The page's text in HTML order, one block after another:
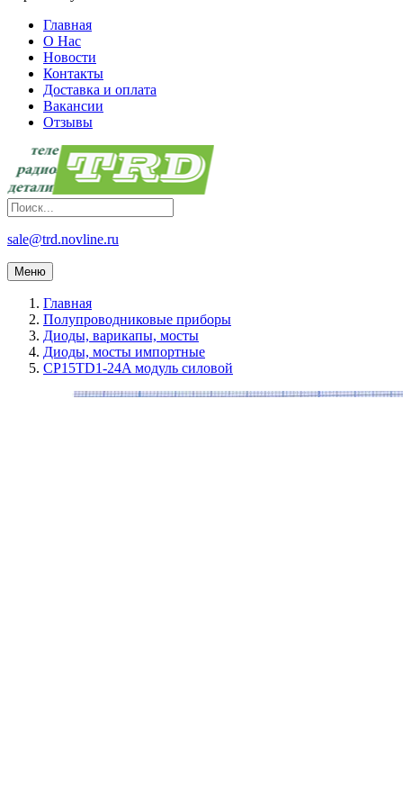
Главная
О Нас
Новости
Контакты
Доставка и оплата
Вакансии
Отзывы
sale@trd.novline.ru
Меню
Главная
Полупроводниковые приборы
Диоды, варикапы, мосты
Диоды, мосты импортные
CP15TD1-24A модуль силовой